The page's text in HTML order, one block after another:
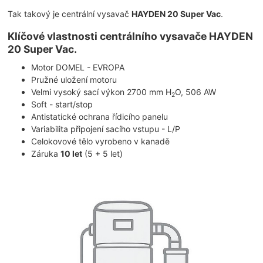
Tak takový je centrální vysavačHAYDEN 20 Super Vac​.
Klíčové vlastnosti centrálního vysavače HAYDEN
20 Super Vac.
Motor DOMEL - EVROPA
Pružné uložení motoru
Velmi vysoký sací výkon 2700 mm H2O, 506 AW
Soft - start/stop
Antistatické ochrana řídicího panelu
Variabilita připojení sacího vstupu - L/P
Celokovové tělo vyrobeno v kanadě
Záruka10 let (5 + 5 let)